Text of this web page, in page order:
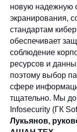
новую надежную
экранирования,
стандартам
обеспечивает
соблюдение
ресурсов и
поэтому выбор
сфере
тщательно. Мы
Infosecurity (ГК
Лукьянов,